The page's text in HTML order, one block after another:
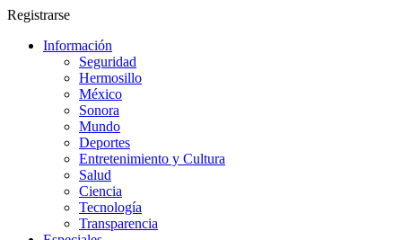
Registrarse
Información
Seguridad
Hermosillo
México
Sonora
Mundo
Deportes
Entretenimiento y Cultura
Salud
Ciencia
Tecnología
Transparencia